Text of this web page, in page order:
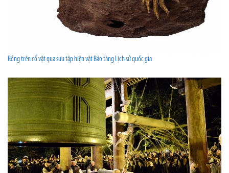
Rồng trên cổ vật qua sưu tập hiện vật Bảo tàng Lịch sử quốc gia